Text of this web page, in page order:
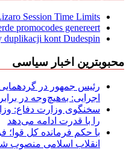
Session Time Limits
promocodes genereert
duplikacji kont Dudespin
محبوبترین اخبار سیاسی
رئیس جمهور در
اجرایی: به‌هیچ‌وجه در
سخنگوی وزارت دفاع:
را با قدرت ادامه می‌دهد
با حکم فرمانده کل قوا؛
انقلاب اسلامی منصوب